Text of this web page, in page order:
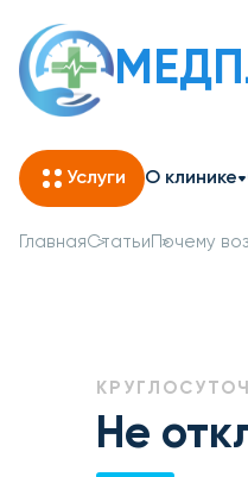
Услуги О клинике
ГлавнаяСтатьи Почему
Не